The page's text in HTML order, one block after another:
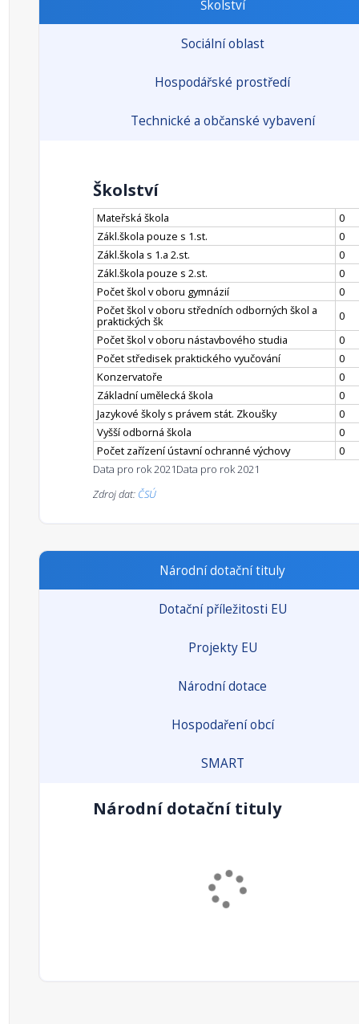
Školství
Sociální oblast
Hospodářské prostředí
Technické a občanské vybavení
Školství
Mateřská škola
0
Zákl.škola pouze s 1.st.
0
Zákl.škola s 1.a 2.st.
0
Zákl.škola pouze s 2.st.
0
Počet škol v oboru gymnázií
0
Počet škol v oboru středních odborných škol a
praktických šk
0
Počet škol v oboru nástavbového studia
0
Počet středisek praktického vyučování
0
Konzervatoře
0
Základní umělecká škola
0
Jazykové školy s právem stát. Zkoušky
0
Vyšší odborná škola
0
Počet zařízení ústavní ochranné výchovy
0
Data pro rok 2021Data pro rok 2021
Zdroj dat: ČSÚ
Národní dotační tituly
Dotační příležitosti EU
Projekty EU
Národní dotace
Hospodaření obcí
SMART
Národní dotační tituly